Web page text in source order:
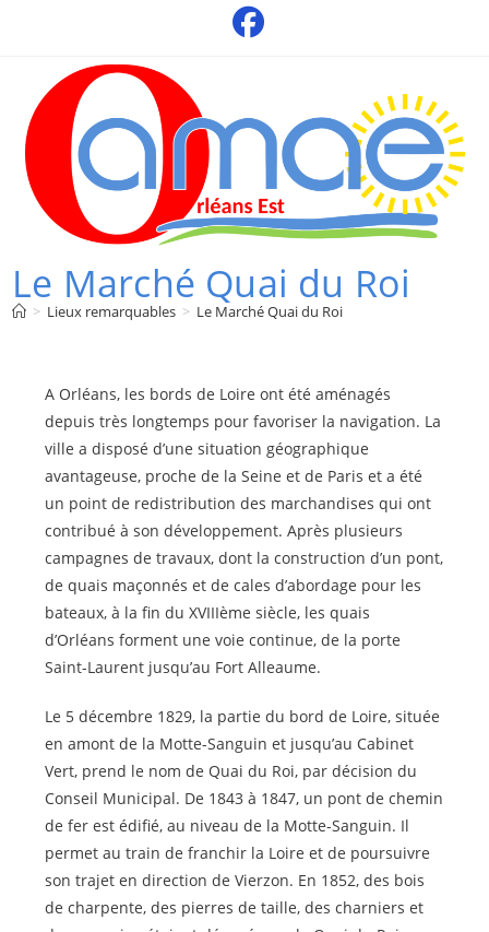
Le Marché Quai du Roi
> Lieux remarquables > Le Marché Quai du Roi
A Orléans, les bords de Loire ont été aménagés
depuis très longtemps pour favoriser la navigation. La
ville a disposé d’une situation géographique
avantageuse, proche de la Seine et de Paris et a été
un point de redistribution des marchandises qui ont
contribué à son développement. Après plusieurs
campagnes de travaux, dont la construction d’un pont,
de quais maçonnés et de cales d’abordage pour les
bateaux, à la fin du XVIIIème siècle, les quais
d’Orléans forment une voie continue, de la porte
Saint-Laurent jusqu’au Fort Alleaume.
Le 5 décembre 1829, la partie du bord de Loire, située
en amont de la Motte-Sanguin et jusqu’au Cabinet
Vert, prend le nom de Quai du Roi, par décision du
Conseil Municipal. De 1843 à 1847, un pont de chemin
de fer est édifié, au niveau de la Motte-Sanguin. Il
permet au train de franchir la Loire et de poursuivre
son trajet en direction de Vierzon. En 1852, des bois
de charpente, des pierres de taille, des charniers et